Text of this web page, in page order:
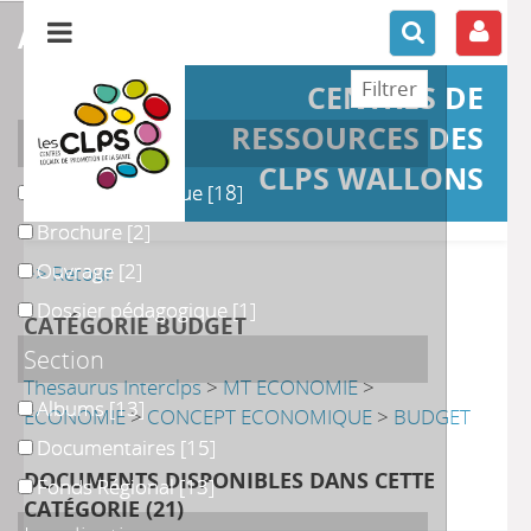
CENTRES DE
RESSOURCES DES
CLPS WALLONS
>> Retour
CATÉGORIE BUDGET
Thesaurus Interclps>MT ECONOMIE>
ECONOMIE>CONCEPT ECONOMIQUE > BUDGET
DOCUMENTS DISPONIBLES DANS CETTE
CATÉGORIE (21)
affiner ou comparer
Support
Outil pédagogique
Outil pédagogique [18]
Brochure
Brochure [2]
Ouvrage
Ouvrage [2]
Dossier pédagogique
Dossier pédagogique [1]
Section
Albums
Albums[13]
Documentaires
Documentaires [15]
Fonds Régional
Fonds Régional[13]